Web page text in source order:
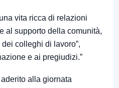
vita ricca di relazioni
al supporto della comunità,
colleghi di lavoro”,
e ai pregiudizi.”
alla giornata